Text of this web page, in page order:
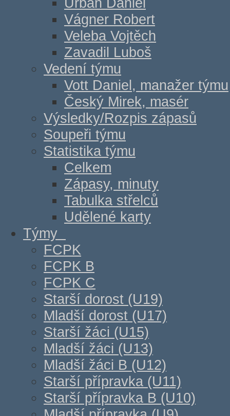
Vágner Robert
Veleba Vojtěch
Zavadil Luboš
Vedení týmu
Vott Daniel, manažer týmu
Český Mirek, masér
Výsledky/Rozpis zápasů
Soupeři týmu
Statistika týmu
Celkem
Zápasy, minuty
Tabulka střelců
Udělené karty
Týmy
FCPK
FCPK B
FCPK C
Starší dorost (U19)
Mladší dorost (U17)
Starší žáci (U15)
Mladší žáci (U13)
Mladší žáci B (U12)
Starší přípravka (U11)
Starší přípravka B (U10)